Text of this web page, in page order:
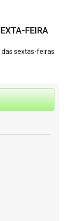
FEIRA
das sextas-feiras